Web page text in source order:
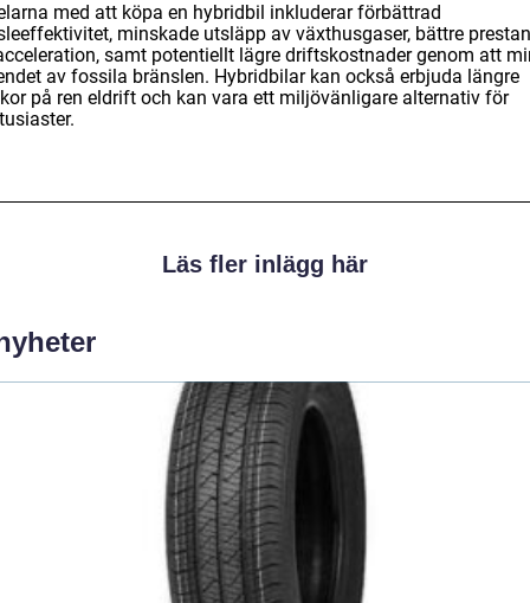
med att köpa en hybridbil inkluderar förbättrad
minskade utsläpp av växthusgaser, bättre
samt potentiellt lägre driftskostnader genom att
av fossila bränslen. Hybridbilar kan också erbjuda längre
på ren eldrift och kan vara ett miljövänligare alternativ för
Läs fler inlägg här